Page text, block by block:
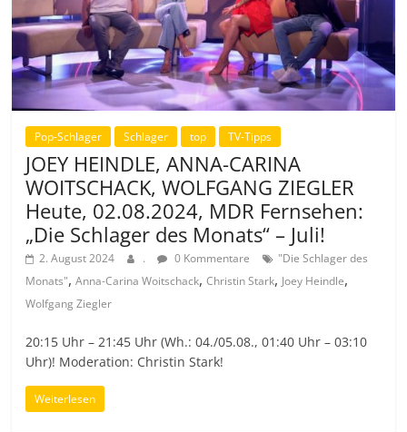
Pop-Schlager Schlager top TV-Tipps
JOEY HEINDLE, ANNA-CARINA
WOITSCHACK, WOLFGANG ZIEGLER
Heute, 02.08.2024, MDR Fernsehen:
„Die Schlager des Monats“ – Juli!
2. August 2024 . 0 Kommentare
"Die Schlager des
Monats",Anna-Carina Woitschack,Christin Stark, Joey Heindle,
Wolfgang Ziegler
20:15 Uhr – 21:45 Uhr (Wh.: 04./05.08., 01:40 Uhr – 03:10
Uhr)! Moderation: Christin Stark!
Weiterlesen